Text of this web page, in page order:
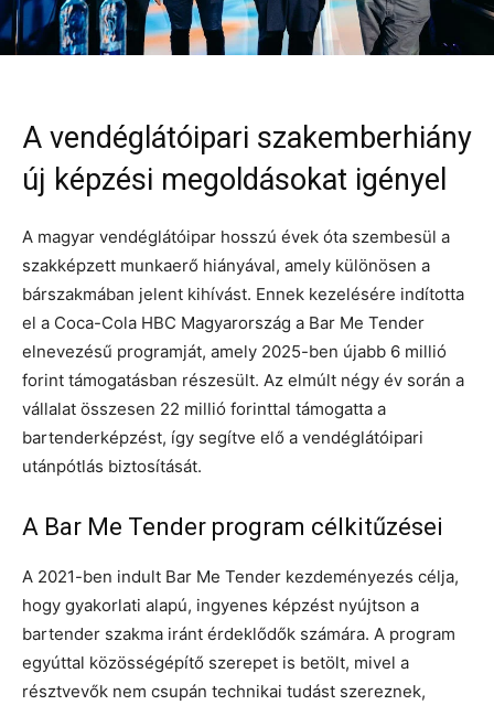
A vendéglátóipari szakemberhiány
új képzési megoldásokat igényel
A magyar vendéglátóipar hosszú évek óta szembesül a
szakképzett munkaerő hiányával, amely különösen a
bárszakmában jelent kihívást. Ennek kezelésére indította
el a Coca-Cola HBC Magyarország a Bar Me Tender
elnevezésű programját, amely 2025-ben újabb 6 millió
forint támogatásban részesült. Az elmúlt négy év során a
vállalat összesen 22 millió forinttal támogatta a
bartenderképzést, így segítve elő a vendéglátóipari
utánpótlás biztosítását.
A Bar Me Tender program célkitűzései
A 2021-ben indult Bar Me Tender kezdeményezés célja,
hogy gyakorlati alapú, ingyenes képzést nyújtson a
bartender szakma iránt érdeklődők számára. A program
egyúttal közösségépítő szerepet is betölt, mivel a
résztvevők nem csupán technikai tudást szereznek,